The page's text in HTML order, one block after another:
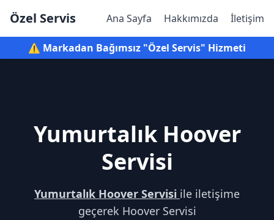
Özel Servis Ana Sayfa Hakkımızda İletişim
⚠️ Markadan Bağımsız "Özel Servis" Hizmeti
Yumurtalık Hoover
Servisi
Yumurtalık Hoover Servisi ile iletişime
geçerek Hoover Servisi